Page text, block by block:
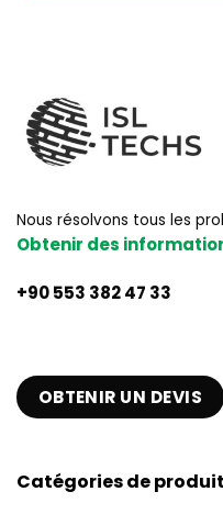
Nous résolvons tous les
Obtenir des
+90 553 382 47 33
OBTENIR UN DEVIS
Catégories de